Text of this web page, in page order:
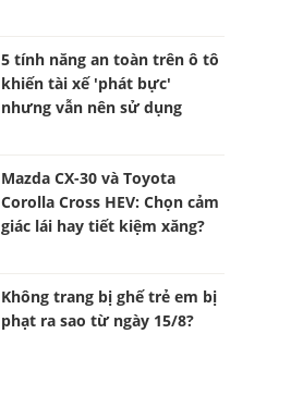
5 tính năng an toàn trên ô tô
khiến tài xế 'phát bực'
nhưng vẫn nên sử dụng
Mazda CX-30 và Toyota
Corolla Cross HEV: Chọn cảm
giác lái hay tiết kiệm xăng?
Không trang bị ghế trẻ em bị
phạt ra sao từ ngày 15/8?